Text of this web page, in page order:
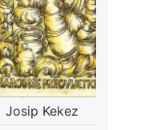
Josip Kekez